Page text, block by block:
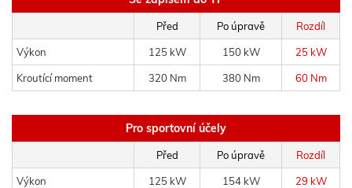
Před Po úpravě Rozdíl
Výkon 125 kW 150 kW 25 kW
Kroutící moment 320 Nm 380 Nm 60 Nm
Pro sportovní účely
Před Po úpravě Rozdíl
Výkon 125 kW 154 kW 29 kW